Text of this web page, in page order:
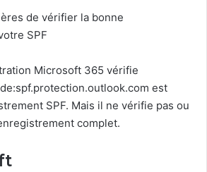
de vérifier la bonne
SPF
Microsoft 365 vérifie
est
SPF. Mais il ne vérifie pas ou
complet.